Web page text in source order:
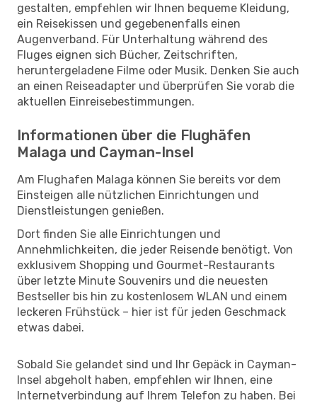
gestalten, empfehlen wir Ihnen bequeme Kleidung,
ein Reisekissen und gegebenenfalls einen
Augenverband. Für Unterhaltung während des
Fluges eignen sich Bücher, Zeitschriften,
heruntergeladene Filme oder Musik. Denken Sie auch
an einen Reiseadapter und überprüfen Sie vorab die
aktuellen Einreisebestimmungen.
Informationen über die Flughäfen
Malaga und Cayman-Insel
Am Flughafen Malaga können Sie bereits vor dem
Einsteigen alle nützlichen Einrichtungen und
Dienstleistungen genießen.
Dort finden Sie alle Einrichtungen und
Annehmlichkeiten, die jeder Reisende benötigt. Von
exklusivem Shopping und Gourmet-Restaurants
über letzte Minute Souvenirs und die neuesten
Bestseller bis hin zu kostenlosem WLAN und einem
leckeren Frühstück – hier ist für jeden Geschmack
etwas dabei.
Sobald Sie gelandet sind und Ihr Gepäck in Cayman-
Insel abgeholt haben, empfehlen wir Ihnen, eine
Internetverbindung auf Ihrem Telefon zu haben. Bei